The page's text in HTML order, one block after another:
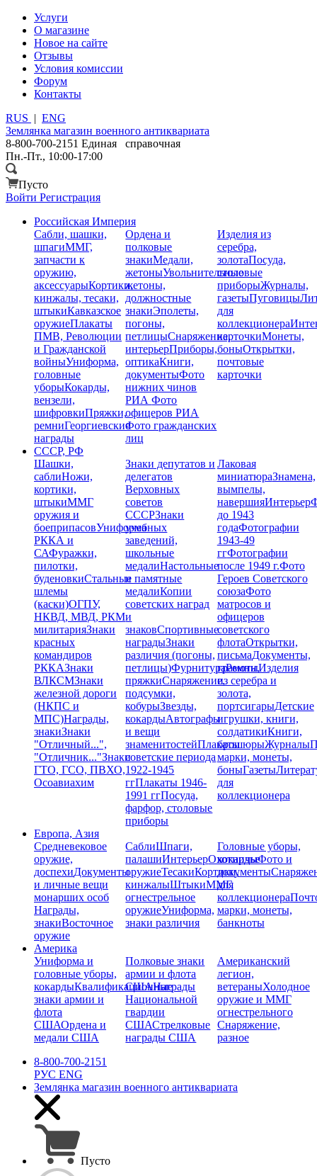
Услуги
О магазине
Новое на сайте
Отзывы
Условия комиссии
Форум
Контакты
RUS | ENG
Землянка магазин военного антиквариата
8-800-700-2151 Единая справочная
Пн.-Пт., 10:00-17:00
Пусто
Войти Регистрация
Российская Империя
Сабли, шашки,
шпагиММГ,
запчасти к
оружию,
аксессуарыКортики,
кинжалы, тесаки,
штыкиКавказское
оружиеПлакаты
ПМВ, Революции
и Гражданской
войныУниформа,
головные
уборыКокарды,
вензели,
шифровкиПряжки,
ремниГеоргиевские
награды
Ордена и
полковые
знакиМедали,
жетоныУвольнительные
жетоны,
должностные
знакиЭполеты,
погоны,
петлицыСнаряжение,
интерьерПриборы,
оптикаКниги,
документыФото
нижних чинов
РИАФото
офицеров РИА
Фото гражданских
лиц
Изделия из
серебра,
золотаПосуда,
столовые
приборыЖурналы,
газетыПуговицы
для
коллекционера
карточкиМонеты,
боныОткрытки,
почтовые
карточки
СССР, РФ
Шашки,
саблиНожи,
кортики,
штыкиММГ
оружия и
боеприпасовУниформа
РККА и
САФуражки,
пилотки,
буденовкиСтальные
шлемы
(каски)ОГПУ,
НКВД, МВД, РКМ
милитарияЗнаки
красных
командиров
РККАЗнаки
ВЛКСМЗнаки
железной дороги
(НКПС и
МПС)Награды,
знакиЗнаки
"Отличный...",
"Отличник..."Знаки
ГТО, ГСО, ПВХО,
Осоавиахим
Знаки депутатов и
делегатов
Верховных
советов
СССРЗнаки
учебных
заведений,
школьные
медалиНастольные
и памятные
медалиКопии
советских наград
и
знаковСпортивные
наградыЗнаки
различия (погоны,
петлицы)ФурнитураРемни,
пряжкиСнаряжение,
подсумки,
кобурыЗвезды,
кокардыАвтографы
и вещи
знаменитостейПлакаты
советские периода
1922-1945
ггПлакаты 1946-
1991 ггПосуда,
фарфор, столовые
приборы
Лаковая
миниатюраЗнамена,
вымпелы,
навершияИнтерьер
до 1943
годаФотографии
1943-49
ггФотографии
после 1949 г.Фото
Героев Советского
союзаФото
матросов и
офицеров
советского
флотаОткрытки,
письмаДокументы,
грамотыИзделия
из серебра и
золота,
портсигарыДетские
игрушки, книги,
солдатикиКниги,
брошюрыЖурналы
марки, монеты,
боныГазеты
для
коллекционера
Европа, Азия
Средневековое
оружие,
доспехиДокументы
и личные вещи
монарших особ
Награды,
знакиВосточное
оружие
СаблиШпаги,
палашиИнтерьерОхотничье
оружиеТесакиКортики,
кинжалыШтыкиММГ,
огнестрельное
оружиеУниформа,
знаки различия
Головные уборы,
кокардыФото и
документы
для
коллекционера
марки, монеты,
банкноты
Америка
Униформа и
головные уборы,
кокардыКвалификационные
знаки армии и
флота
СШАОрдена и
медали США
Полковые знаки
армии и флота
СШАНаграды
Национальной
гвардии
СШАСтрелковые
награды США
Американский
легион,
ветераныХолодное
оружие и ММГ
огнестрельного
Снаряжение,
разное
8-800-700-2151
РУС ENG
Землянка магазин военного антиквариата
Пусто